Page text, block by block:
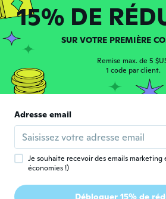
il y a 6 ans
B Bálintné
Inscrit depuis 2015
Cute
il y a 6 ans
Maria Christina
Inscrit depuis 2017 · 10 avis
il y a 6 ans
15% DE
SUR VOTRE PREMIÈRE
Remise max. de 5
1 code par client.
Adresse email
Je souhaite recevoir des emails
économies !)
Débloquer 15% de